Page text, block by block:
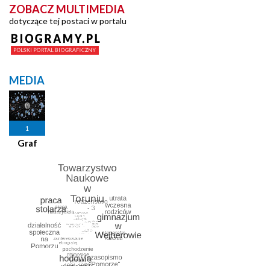
ZOBACZ MULTIMEDIA
dotyczące tej postaci w portalu
MEDIA
1
Graf